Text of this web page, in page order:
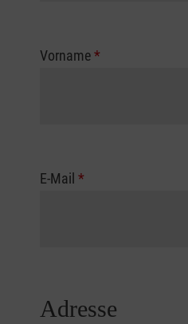
Vorname*
E-Mail *
Adresse